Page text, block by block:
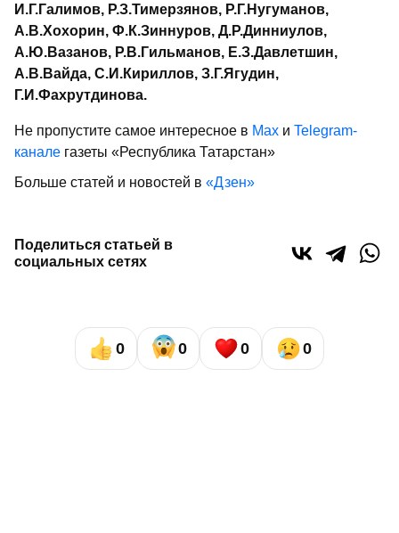
И.Г.Галимов, Р.З.Тимерзянов, Р.Г.Нугуманов,
А.В.Хохорин, Ф.К.Зиннуров, Д.Р.Динниулов,
А.Ю.Вазанов, Р.В.Гильманов, Е.З.Давлетшин,
А.В.Вайда, С.И.Кириллов, З.Г.Ягудин,
Г.И.Фахрутдинова.
Не пропустите самое интересное в Max и Telegram-
канале газеты «Республика Татарстан»
Больше статей и новостей в «Дзен»
Поделиться статьей в
социальных сетях
0 0 0 0